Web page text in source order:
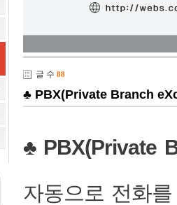
글 수 88
♣ PBX(Private Branch
♣ PBX(Private
자동으로 전화